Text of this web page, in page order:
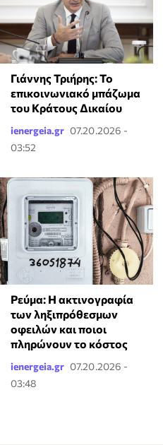
Γιάννης Τριήρης: Το
επικοινωνιακό μπάζωμα
του Κράτους Δικαίου
ienergeia.gr 07.20.2026 -
03:52
Ρεύμα: Η ακτινογραφία
των ληξιπρόθεσμων
οφειλών και ποιοι
πληρώνουν το κόστος
ienergeia.gr 07.20.2026 -
03:48